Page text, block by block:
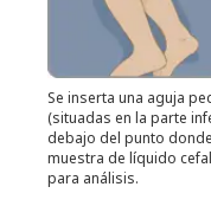
Se inserta una aguja
(situadas en la parte
debajo del punto
muestra de líquido
para análisis.